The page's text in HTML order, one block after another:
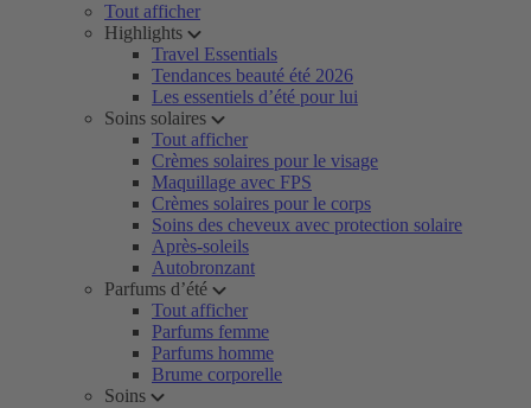
Tout afficher
Highlights
Travel Essentials
Tendances beauté été 2026
Les essentiels d’été pour lui
Soins solaires
Tout afficher
Crèmes solaires pour le visage
Maquillage avec FPS
Crèmes solaires pour le corps
Soins des cheveux avec protection solaire
Après-soleils
Autobronzant
Parfums d’été
Tout afficher
Parfums femme
Parfums homme
Brume corporelle
Soins